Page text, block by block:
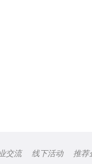
交流 线下活动
推荐